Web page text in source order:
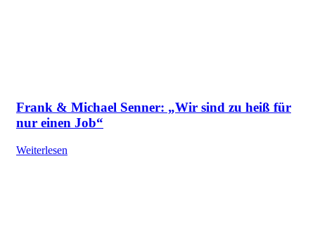
Frank & Michael Senner: „Wir sind zu heiß für
nur einen Job“
Weiterlesen